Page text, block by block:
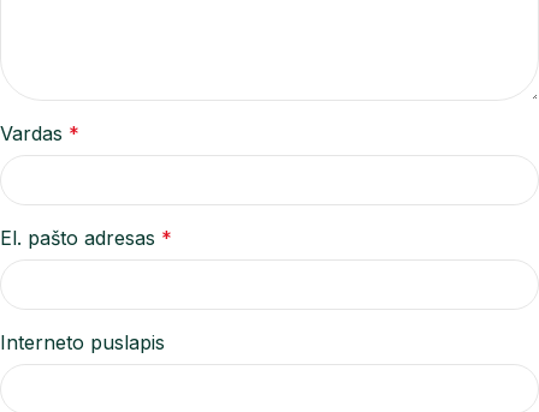
Vardas *
El. pašto adresas *
Interneto puslapis